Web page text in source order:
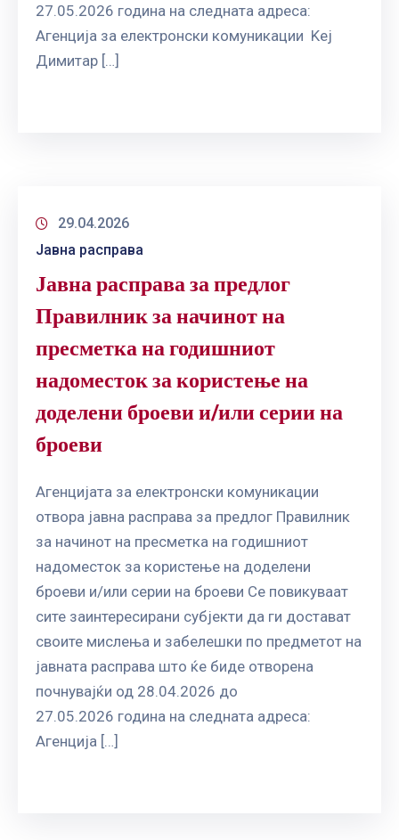
27.05.2026 година на следната адреса:
Агенција за електронски комуникации Kej
Димитар […]
29.04.2026
Јавна расправа
Јавна расправа за предлог
Правилник за начинот на
пресметка на годишниот
надоместок за користење на
доделени броеви и/или серии на
броеви
Aгенцијата за електронски комуникации
отвора јавна расправа за предлог Правилник
за начинот на пресметка на годишниот
надоместок за користење на доделени
броеви и/или серии на броеви Се повикуваат
сите заинтересирани субјекти да ги достават
своите мислења и забелешки по предметот на
јавната расправа што ќе биде отворена
почнувајќи од 28.04.2026 до
27.05.2026 година на следната адреса:
Агенција […]